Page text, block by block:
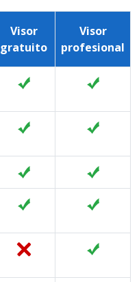
Visor
gratuito
Visor
profesional